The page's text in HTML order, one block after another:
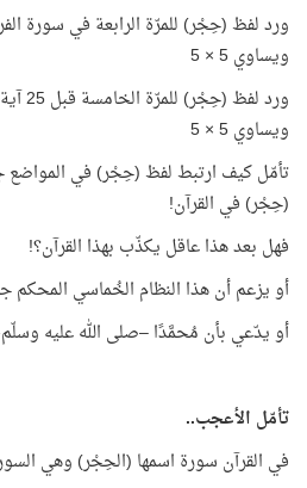
ويساوي 5 × 5
ورد
ويساوي 5 × 5
(حِجْر) في القرآن!
فهل بعد هذا عاقل يكذّب بهذا القرآن؟!
أو يزعم أن هذا النظام الخُماسي المحكم
أو يدّعي بأن مُحمَّدًا –صلى الله عليه
تأمّل الأعجب..
في القرآن سورة اسمها (الحِجْر) وهي السورة رقم 15 في